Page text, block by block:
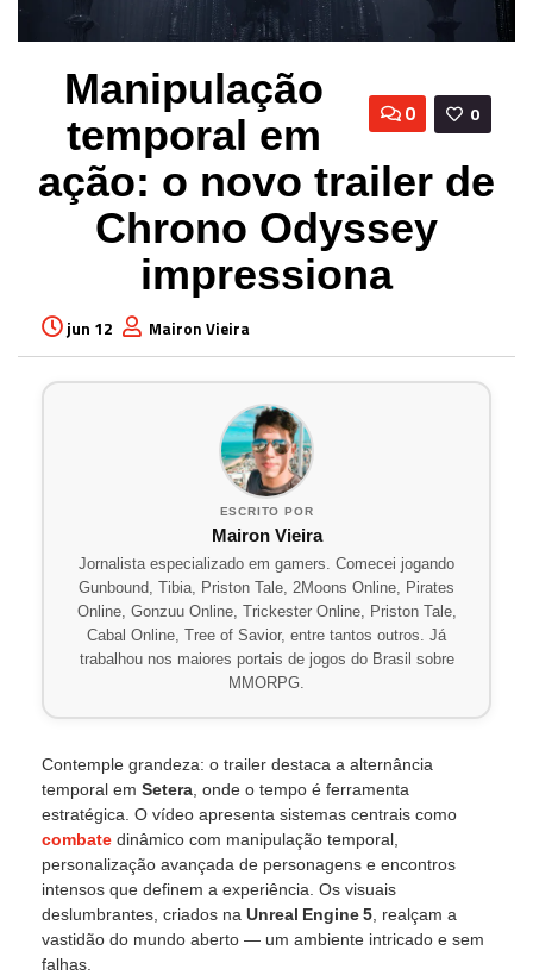
0
0
Manipulação
temporal em
ação: o novo trailer de
Chrono Odyssey
impressiona
jun 12 Mairon Vieira
ESCRITO POR
Mairon Vieira
Jornalista especializado em gamers. Comecei jogando
Gunbound, Tibia, Priston Tale, 2Moons Online, Pirates
Online, Gonzuu Online, Trickester Online, Priston Tale,
Cabal Online, Tree of Savior, entre tantos outros. Já
trabalhou nos maiores portais de jogos do Brasil sobre
MMORPG.
Contemple grandeza: o trailer destaca a alternância
temporal em Setera , onde o tempo é ferramenta
estratégica. O vídeo apresenta sistemas centrais como
combate dinâmico com manipulação temporal,
personalização avançada de personagens e encontros
intensos que definem a experiência. Os visuais
deslumbrantes, criados na Unreal Engine 5 , realçam a
vastidão do mundo aberto — um ambiente intricado e sem
falhas.